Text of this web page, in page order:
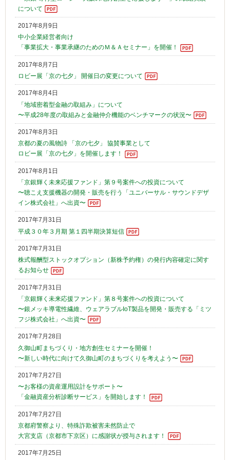
について
2017年8月9日
中小企業経営者向け
「事業拡大・事業承継のためのＭ＆Ａセミナー」を開催！
2017年8月7日
ロビー展「京の七夕」 開催日の変更について
2017年8月4日
「地域密着型金融の取組み」について
〜平成28年度の取組みと金融仲介機能のベンチマークの状況〜
2017年8月3日
京都の夏の風物詩 「京の七夕」 協賛事業として
ロビー展「京の七夕」を開催します！
2017年8月1日
「京銀輝く未来応援ファンド」第９号案件への投資について
〜聴こえ支援機器の開発・販売を行う「ユニバーサル・サウンドデザ
イン株式会社」へ出資〜
2017年7月31日
平成３０年３月期 第１四半期決算短信
2017年7月31日
株式報酬型ストックオプション（新株予約権）の発行内容確定に関す
るお知らせ
2017年7月31日
「京銀輝く未来応援ファンド」第８号案件への投資について
〜銀メッキ導電性繊維、ウェアラブルIoT製品を開発・販売する「ミツ
フジ株式会社」へ出資〜
2017年7月28日
久御山町まちづくり・地方創生セミナーを開催！
〜新しい時代に向けて久御山町のまちづくりを考えよう〜
2017年7月27日
〜お客様の資産運用設計をサポート〜
「金融資産分析診断サービス」を開始します！
2017年7月27日
京都府警察より、特殊詐欺被害未然防止で
大宮支店（京都市下京区）に感謝状が授与されます！
2017年7月25日